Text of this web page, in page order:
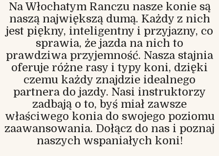
Na Włochatym Ranczu nasze konie są
naszą największą dumą. Każdy z nich
jest piękny, inteligentny i przyjazny, co
sprawia, że jazda na nich to
prawdziwa przyjemność. Nasza stajnia
oferuje różne rasy i typy koni, dzięki
czemu każdy znajdzie idealnego
partnera do jazdy. Nasi instruktorzy
zadbają o to, byś miał zawsze
właściwego konia do swojego poziomu
zaawansowania. Dołącz do nas i poznaj
naszych wspaniałych koni!